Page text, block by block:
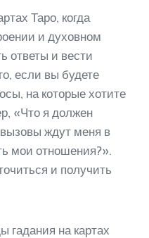
Таро, когда
и духовном
ответы и вести
если вы будете
на которые хотите
«Что я должен
ждут меня в
мои отношения?».
и получить
гадания на картах